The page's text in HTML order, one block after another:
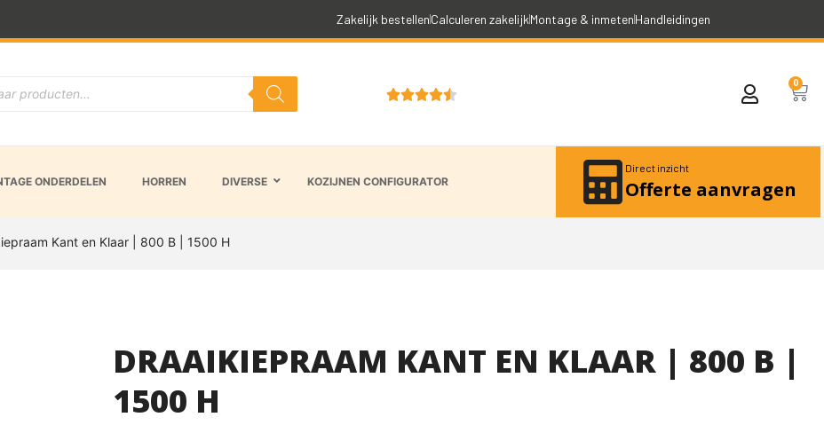
Zakelijk bestellenCalculeren zakelijkMontage & inmetenHandleidingen

0
ONDERDELEN HORREN DIVERSE KOZIJNEN CONFIGURATOR
Direct inzicht
Offerte aanvragen
Kant en Klaar | 800 B | 1500 H
DRAAIKIEPRAAM KANT EN KLAAR | 800 B |
1500 H